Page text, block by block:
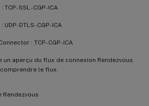
- SSL - CGP - ICA
- DTLS - CGP - ICA
: TCP - CGP - ICA
un aperçu du flux de connexion Rendezvous.
le flux.